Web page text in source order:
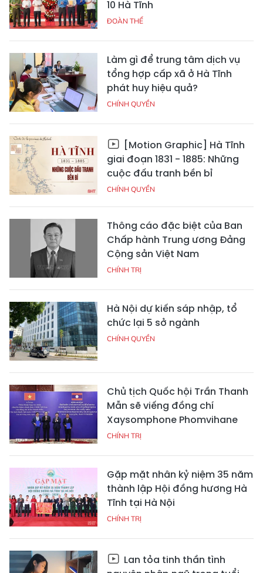
10 Hà Tĩnh
ĐOÀN THỂ
Làm gì để trung tâm dịch vụ
tổng hợp cấp xã ở Hà Tĩnh
phát huy hiệu quả?
CHÍNH QUYỀN
[Motion Graphic] Hà Tĩnh
giai đoạn 1831 - 1885: Những
cuộc đấu tranh bền bỉ
CHÍNH QUYỀN
Thông cáo đặc biệt của Ban
Chấp hành Trung ương Đảng
Cộng sản Việt Nam
CHÍNH TRỊ
Hà Nội dự kiến sáp nhập, tổ
chức lại 5 sở ngành
CHÍNH QUYỀN
Chủ tịch Quốc hội Trần Thanh
Mẫn sẽ viếng đồng chí
Xaysomphone Phomvihane
CHÍNH TRỊ
Gặp mặt nhân kỷ niệm 35 năm
thành lập Hội đồng hương Hà
Tĩnh tại Hà Nội
CHÍNH TRỊ
Lan tỏa tinh thần tình